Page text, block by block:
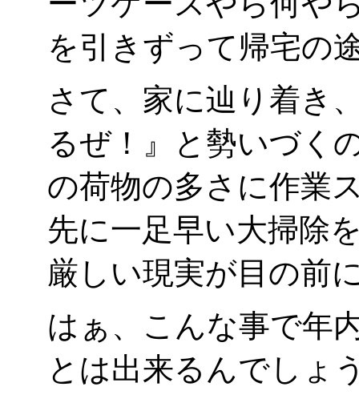
を引きずって帰宅の
さて、家に辿り着き
るぜ！』と勢いづく
の荷物の多さに作業
先に一足早い大掃除
厳しい現実が目の前
はぁ、こんな事で年
とは出来るんでしょ